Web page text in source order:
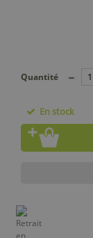
Quantité
En stock